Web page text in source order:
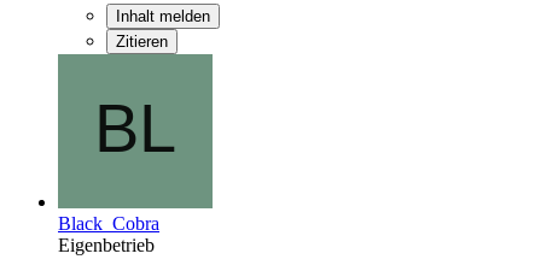
Inhalt melden
Zitieren
Black_Cobra
Eigenbetrieb